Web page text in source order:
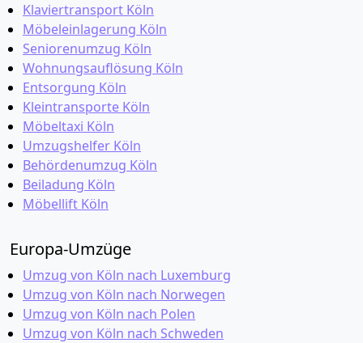
Klaviertransport Köln
Möbeleinlagerung Köln
Seniorenumzug Köln
Wohnungsauflösung Köln
Entsorgung Köln
Kleintransporte Köln
Möbeltaxi Köln
Umzugshelfer Köln
Behördenumzug Köln
Beiladung Köln
Möbellift Köln
Europa-Umzüge
Umzug von Köln nach Luxemburg
Umzug von Köln nach Norwegen
Umzug von Köln nach Polen
Umzug von Köln nach Schweden